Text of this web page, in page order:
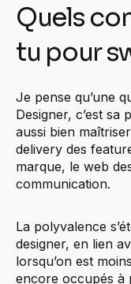
Quels
tu pour
Je pense qu’une
Designer, c’est sa
aussi bien
delivery des
marque, le web
communication.
La polyvalence
designer, en lien
lorsqu’on est
encore occupés à